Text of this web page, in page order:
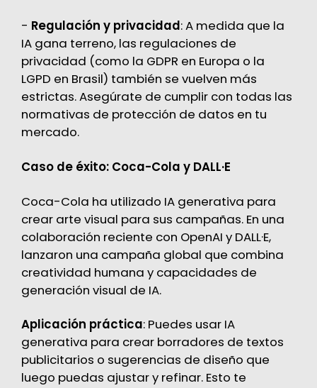
- Regulación y privacidad: A medida que la
IA gana terreno, las regulaciones de
privacidad (como la GDPR en Europa o la
LGPD en Brasil) también se vuelven más
estrictas. Asegúrate de cumplir con todas las
normativas de protección de datos en tu
mercado.
Caso de éxito: Coca-Cola y DALL·E
Coca-Cola ha utilizado IA generativa para
crear arte visual para sus campañas. En una
colaboración reciente con OpenAI y DALL·E,
lanzaron una campaña global que combina
creatividad humana y capacidades de
generación visual de IA.
Aplicación práctica: Puedes usar IA
generativa para crear borradores de textos
publicitarios o sugerencias de diseño que
luego puedas ajustar y refinar. Esto te